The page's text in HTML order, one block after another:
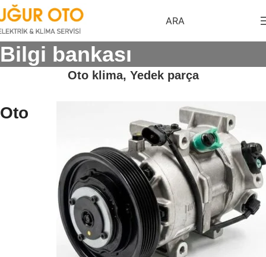
ARA
Bilgi bankası
Oto klima, Yedek parça
Oto